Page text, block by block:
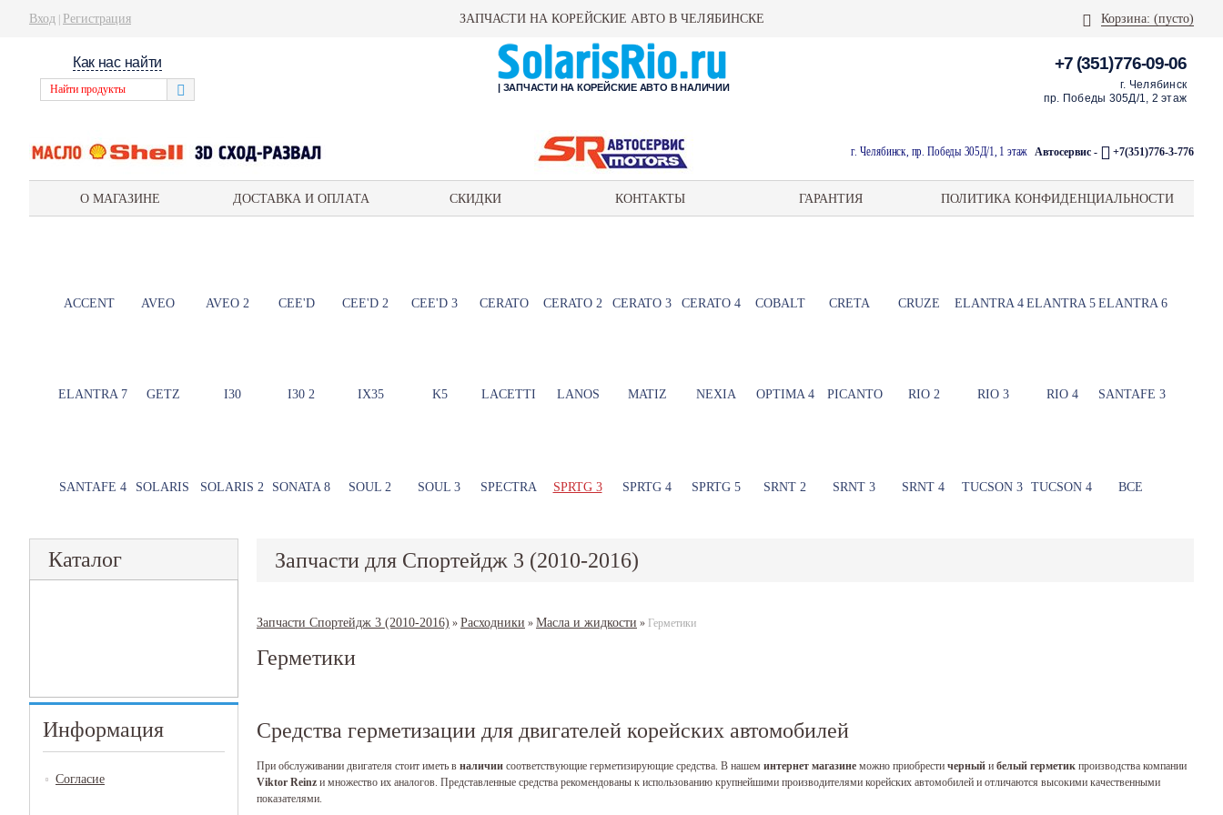
Вход Регистрация ЗАПЧАСТИ НА КОРЕЙСКИЕ АВТО В ЧЕЛЯБИНСКЕ Корзина: (пусто)
Как нас найти +7 (351)776-09-06
г. Челябинск
пр. Победы 305Д/1, 2 этаж
| ЗАПЧАСТИ НА КОРЕЙСКИЕ АВТО В НАЛИЧИИ
г. Челябинск, пр. Победы 305Д/1, 1 этаж Автосервис - +7(351)776-3-776
О МАГАЗИНЕ ДОСТАВКА И ОПЛАТА СКИДКИ КОНТАКТЫ ГАРАНТИЯ ПОЛИТИКА КОНФИДЕНЦИАЛЬНОСТИ
ACCENT AVEO AVEO 2 CEE'D CEE'D 2 CEE'D 3 CERATO CERATO 2 CERATO 3 CERATO 4 COBALT CRETA CRUZE ELANTRA 4ELANTRA 5ELANTRA 6
ELANTRA 7 GETZ I30 I30 2 IX35 K5 LACETTI LANOS MATIZ NEXIA OPTIMA 4 PICANTO RIO 2 RIO 3 RIO 4 SANTAFE 3
SANTAFE 4 SOLARIS SOLARIS 2 SONATA 8 SOUL 2 SOUL 3 SPECTRA SPRTG 3 SPRTG 4 SPRTG 5 SRNT 2 SRNT 3 SRNT 4 TUCSON 3 TUCSON 4 ВСЕ
Каталог
Информация
Согласие
Запчасти для Спортейдж 3 (2010-2016)
Запчасти Спортейдж 3 (2010-2016) » Расходники » Масла и жидкости » Герметики
Герметики
Средства герметизации для двигателей корейских автомобилей
При обслуживании двигателя стоит иметь в наличии соответствующие герметизирующие средства. В нашем интернет магазине можно приобрести черный и белый герметик производства компании
Viktor Reinz и множество их аналогов. Представленные средства рекомендованы к использованию крупнейшими производителями корейских автомобилей и отличаются высокими качественными
показателями.